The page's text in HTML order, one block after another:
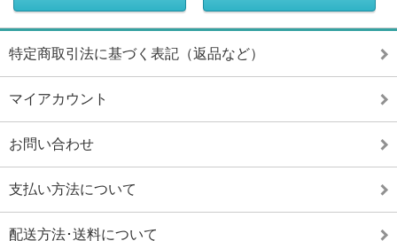
特定商取引法に基づく表記（返品など）
マイアカウント
お問い合わせ
支払い方法について
配送方法･送料について